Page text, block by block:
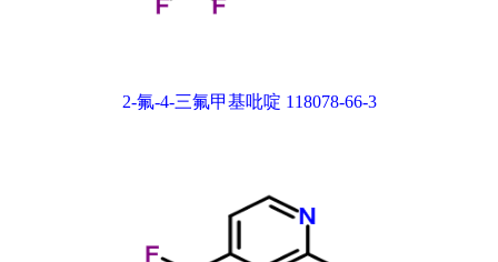
2-氟-4-三氟甲基吡啶 118078-66-3